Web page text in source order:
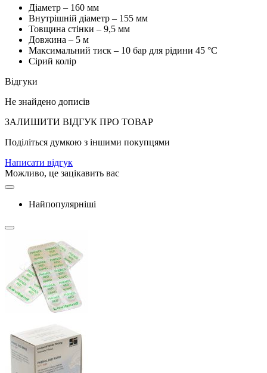
Діаметр – 160 мм
Внутрішній діаметр – 155 мм
Товщина стінки – 9,5 мм
Довжина – 5 м
Максимальний тиск – 10 бар для рідини 45 °C
Сірий колір
Відгуки
Не знайдено дописів
ЗАЛИШИТИ ВIДГУК ПРО ТОВАР
Поділіться думкою з іншими покупцями
Написати відгук
Можливо, це зацікавить вас
Найпопулярніші